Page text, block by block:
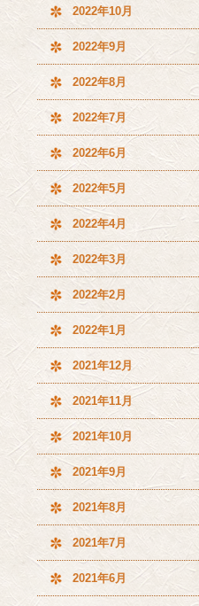
2022年10月
2022年9月
2022年8月
2022年7月
2022年6月
2022年5月
2022年4月
2022年3月
2022年2月
2022年1月
2021年12月
2021年11月
2021年10月
2021年9月
2021年8月
2021年7月
2021年6月